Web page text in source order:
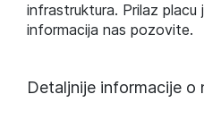
infrastruktura. Prilaz placu
informacija nas pozovite.
Detaljnije informacije o